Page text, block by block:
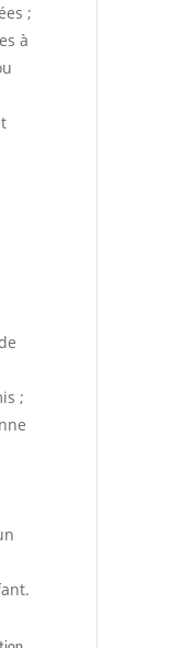
;
à
;